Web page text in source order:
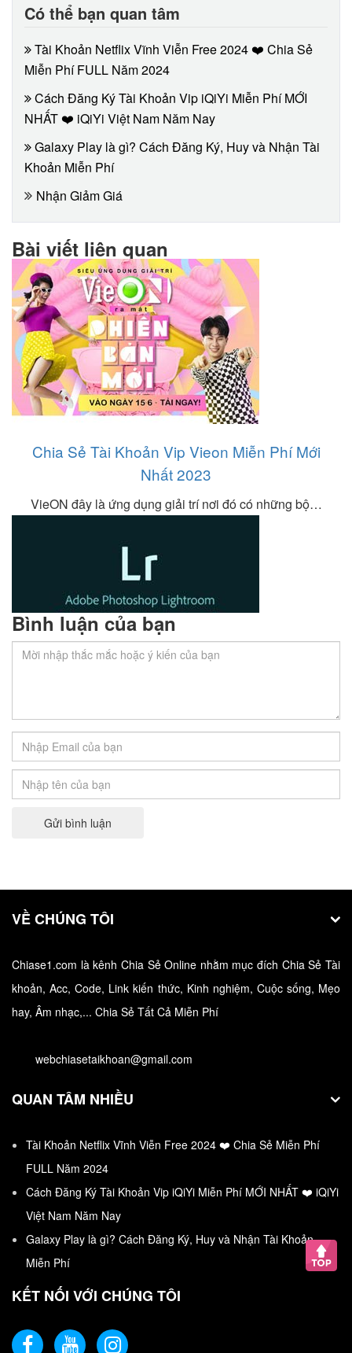
Có thể bạn quan tâm
Tài Khoản Netflix Vĩnh Viễn Free 2024 ❤️ Chia Sẻ
Miễn Phí FULL Năm 2024
Cách Đăng Ký Tài Khoản Vip iQiYi Miễn Phí MỚI
NHẤT ❤️ iQiYi Việt Nam Năm Nay
Galaxy Play là gì? Cách Đăng Ký, Huy và Nhận Tài
Khoản Miễn Phí
Nhận Giảm Giá
Bài viết liên quan
Chia Sẻ Tài Khoản Vip Vieon Miễn Phí Mới
Nhất 2023
VieON đây là ứng dụng giải trí nơi đó có những bộ…
và Android Mới Nhất 2022
Có bạn nào muốn được sở hữu tài khoản lightroom
Share Tài khoản ELSA Speak trọn đời –
Tặng tài khoản ELSA Pro miễn phí
Speech Assistant, một…
Bình luận của bạn
Gửi bình luận
VỀ CHÚNG TÔI
Chiase1.com là kênh Chia Sẻ Online nhằm mục đích Chia Sẻ Tài
khoản, Acc, Code, Link kiến thức, Kinh nghiệm, Cuộc sống, Mẹo
hay, Âm nhạc,... Chia Sẻ Tất Cả Miễn Phí
webchiasetaikhoan@gmail.com
QUAN TÂM NHIỀU
Tài Khoản Netflix Vĩnh Viễn Free 2024 ❤️ Chia Sẻ Miễn Phí
FULL Năm 2024
Cách Đăng Ký Tài Khoản Vip iQiYi Miễn Phí MỚI NHẤT ❤️ iQiYi
Việt Nam Năm Nay
Galaxy Play là gì? Cách Đăng Ký, Huy và Nhận Tài Khoản
Miễn Phí
KẾT NỐI VỚI CHÚNG TÔI